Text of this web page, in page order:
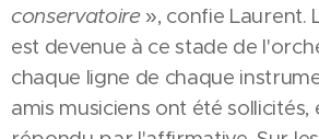
conservatoire», confie Laurent.
est devenue à ce stade de
chaque ligne de chaque
amis musiciens ont été